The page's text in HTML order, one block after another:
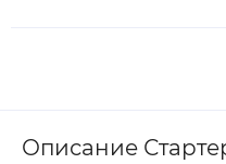
Описание